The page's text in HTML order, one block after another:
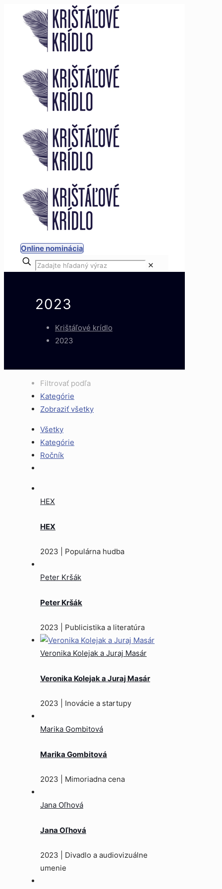
Online nominácia
✕
2023
Krištáľové krídlo
2023
Filtrovať podľa
Kategórie
Zobraziť všetky
Všetky
Kategórie
Ročník
HEX
HEX
2023 | Populárna hudba
Peter Kršák
Peter Kršák
2023 | Publicistika a literatúra
Veronika Kolejak a Juraj Masár
Veronika Kolejak a Juraj Masár
2023 | Inovácie a startupy
Marika Gombitová
Marika Gombitová
2023 | Mimoriadna cena
Jana Oľhová
Jana Oľhová
2023 | Divadlo a audiovizuálne
umenie